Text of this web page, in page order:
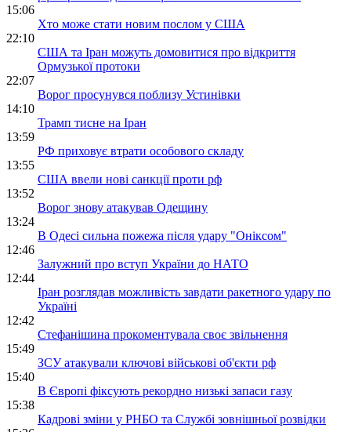
15:06
Хто може стати новим послом у США
22:10
США та Іран можуть домовитися про відкриття
Ормузької протоки
22:07
Ворог просунувся поблизу Устинівки
14:10
Трамп тисне на Іран
13:59
РФ приховує втрати особового складу
13:55
США ввели нові санкції проти рф
13:52
Ворог знову атакував Одещину
13:24
В Одесі сильна пожежа після удару "Оніксом"
12:46
Залужний про вступ України до НАТО
12:44
Іран розглядав можливість завдати ракетного удару по
Україні
12:42
Стефанішина прокоментувала своє звільнення
15:49
ЗСУ атакували ключові військові об'єкти рф
15:40
В Європі фіксують рекордно низькі запаси газу
15:38
Кадрові зміни у РНБО та Службі зовнішньої розвідки